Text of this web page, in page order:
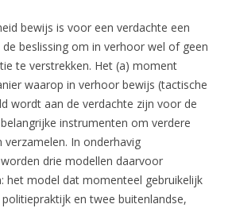
bewijs is voor een verdachte een
beslissing om in verhoor wel of geen
te verstrekken. Het (a) moment
waarop in verhoor bewijs (tactische
wordt aan de verdachte zijn voor de
instrumenten om verdere
In onderhavig
drie modellen daarvoor
het model dat momenteel gebruikelijk
en twee buitenlandse,